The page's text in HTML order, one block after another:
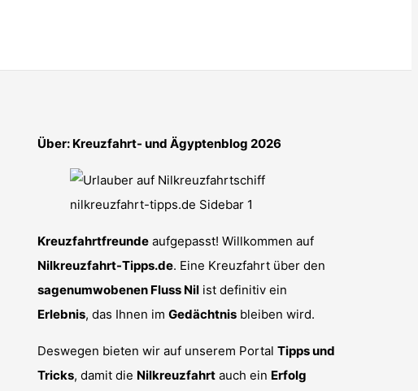
Über: Kreuzfahrt- und Ägyptenblog 2026
Kreuzfahrtfreunde aufgepasst! Willkommen auf
Nilkreuzfahrt-Tipps.de. Eine Kreuzfahrt über den
sagenumwobenen Fluss Nil ist definitiv ein
Erlebnis, das Ihnen im Gedächtnis bleiben wird.
Deswegen bieten wir auf unserem Portal Tipps und
Tricks, damit die Nilkreuzfahrt auch ein Erfolg